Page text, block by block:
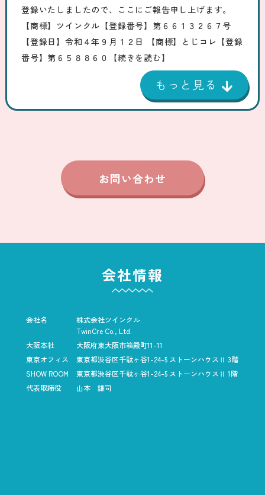
登録いたしましたので、ここにご報告申し上げます。
【商標】ツインクル【登録番号】第６６１３２６７号
【登録日】令和４年９月１２日 【商標】とじコレ【登録
番号】第６５８８６０
【続きを読む】
お問い合わせ
会社情報
会社名
株式会社ツインクル
TwinCre Co., Ltd.
大阪本社
大阪府東大阪市箱殿町11-11
東京オフィス
東京都渋谷区千駄ヶ谷1-24-5 ストーンハウスⅡ 3階
SHOW ROOM
東京都渋谷区千駄ヶ谷1-24-5 ストーンハウスⅡ 1階
代表取締役
山本 謙司